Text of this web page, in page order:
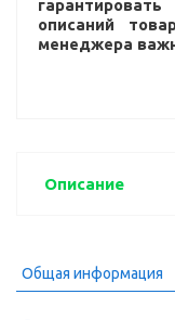
описаний
менеджера
Описание
Общая информация